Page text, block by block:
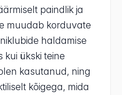
paindlik ja
muudab korduvate
haldamise
kui ükski teine
kasutanud, ning
kõigega, mida